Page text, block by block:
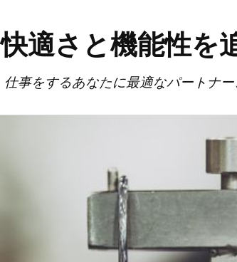
快適さと機能性を
仕事をするあなたに最適なパートナ